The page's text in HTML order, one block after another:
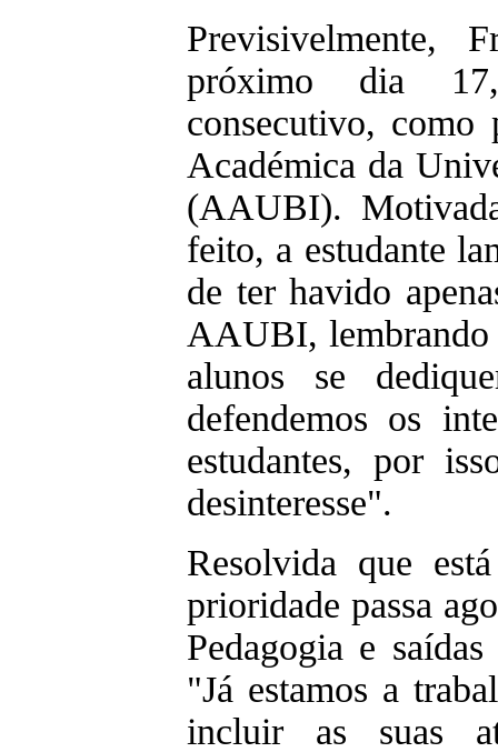
Previsivelmente,
próximo dia
consecutivo, como
Académica da
(AAUBI).
feito, a estudante
de ter havido
AAUBI, lembrando
alunos se
defendemos os
estudantes, por
desinteresse".
Resolvida que
prioridade passa
Pedagogia e
"Já estamos a
incluir as suas